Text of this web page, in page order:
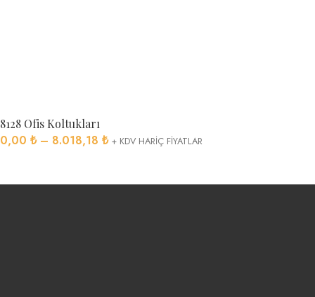
8128 Ofis Koltukları
0,00 ₺ – 8.018,18 ₺ + KDV HARİÇ FİYATLAR